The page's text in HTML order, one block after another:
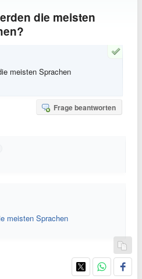
die meisten
meisten Sprachen
Frage beantworten
meisten Sprachen